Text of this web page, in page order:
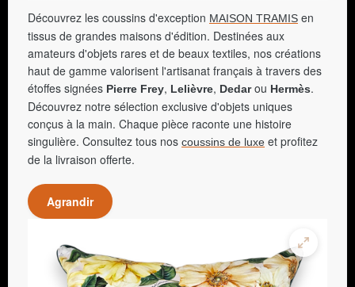
Découvrez les coussins d'exception MAISON TRAMIS en
tissus de grandes maisons d'édition. Destinées aux
amateurs d'objets rares et de beaux textiles, nos créations
haut de gamme valorisent l'artisanat français à travers des
étoffes signées Pierre Frey, Lelièvre, Dedarou Hermès.
Découvrez notre sélection exclusive d'objets uniques
conçus à la main. Chaque pièce raconte une histoire
singulière. Consultez tous nos coussins de luxe et profitez
de la livraison offerte.
Agrandir